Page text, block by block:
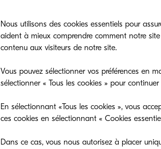
Tous les travaux d'impression,
être marqués comme favoris
1. Je m'identifie sur l'imprimante
3. Je sélectionne le travail
4. Lorsque je veux réimprimer
Nous utilisons des cookies essentiels pour
aident à mieux comprendre comment notre
contenu aux visiteurs de notre site.
Vous pouvez sélectionner vos préférences en
sélectionner « Tous les cookies » pour
En sélectionnant «Tous les cookies », vous
ces cookies en sélectionnant « Cookies
Dans ce cas, vous nous autorisez à placer